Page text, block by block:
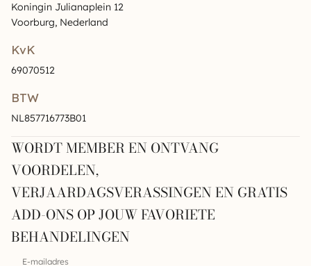
Koningin Julianaplein 12
Voorburg, Nederland
KvK
69070512
BTW
NL857716773B01
WORDT MEMBER EN ONTVANG
VOORDELEN,
VERJAARDAGSVERASSINGEN EN GRATIS
ADD-ONS OP JOUW FAVORIETE
BEHANDELINGEN